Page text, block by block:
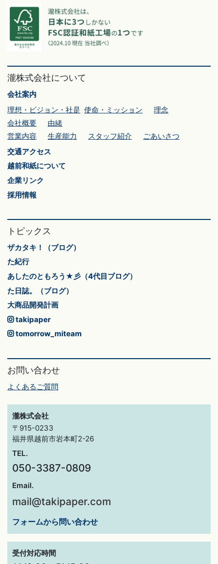
瀧株式会社について
会社案内
理想・ビジョン・社是 使命・ミッション
理念
会社概要
由緒
営業内容
生産能力 スタッフ紹介
ごあいさつ
交通アクセス
越前和紙について
企業リンク
採用情報
トピックス
ザカタキ！（ブログ）
た紀行
あしたのともろう★彡（4代目ブログ）
た日誌。（ブログ）
大商品開発計画
takipaper
tomorrow_miteam
お問い合わせ
よくあるご質問
瀧株式会社
〒915-0233
福井県越前市岩本町2-26
TEL.
050-3387-0809
Email.
mail@takipaper.com
フォームから問い合わせ
受付対応時間